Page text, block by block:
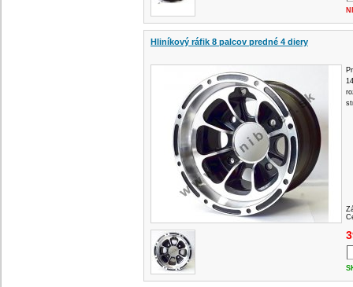
Hliníkový ráfik 8 palcov predné 4 diery